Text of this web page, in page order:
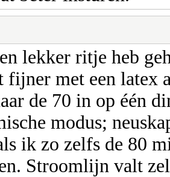
lekker ritje heb
fijner met een latex
de 70 in op één
modus;
ik zo zelfs de 80
Stroomlijn valt